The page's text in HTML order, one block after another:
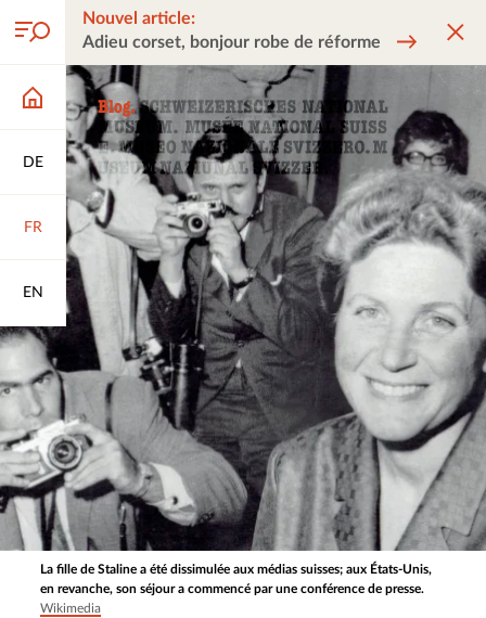
DE
FR
EN
Nouvel article:
Adieu corset, bonjour robe de réforme
La fille de Staline a été dissimulée aux médias suisses; aux États-Unis,
en revanche, son séjour a commencé par une conférence de presse.
Wikimedia